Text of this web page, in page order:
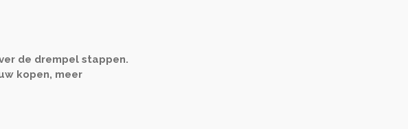
de drempel stappen.
kopen, meer